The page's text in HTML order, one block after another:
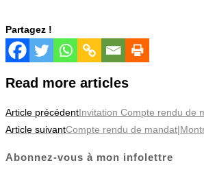
Partagez !
Read more articles
Article précédentInvitation Compte rendu de
Article suivantCompte rendu de
Abonnez-vous à mon infolettre